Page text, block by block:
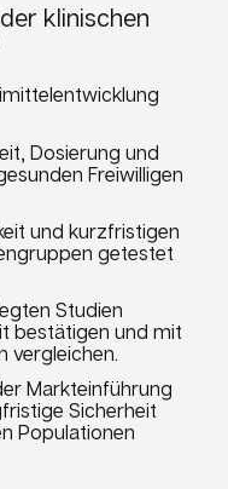
klinischen
Dosierung und
Freiwilligen
und kurzfristigen
getestet
Studien
bestätigen und mit
vergleichen.
Markteinführung
Sicherheit
Populationen